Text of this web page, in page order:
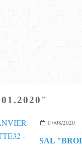
07/08/2020